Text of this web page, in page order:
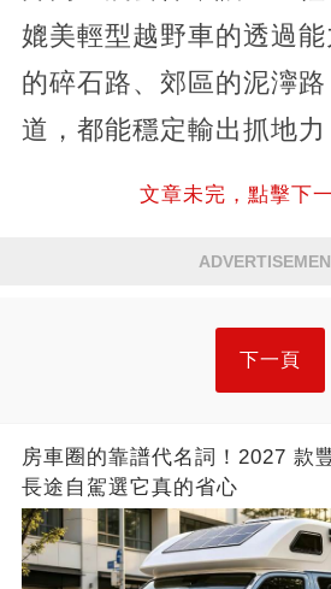
媲美輕型越野車的透過
的碎石路、郊區的泥濘
道，都能穩定輸出抓地力
文章未完，點擊下
下一頁
房車圈的靠譜代名詞！2027 款
長途自駕選它真的省心